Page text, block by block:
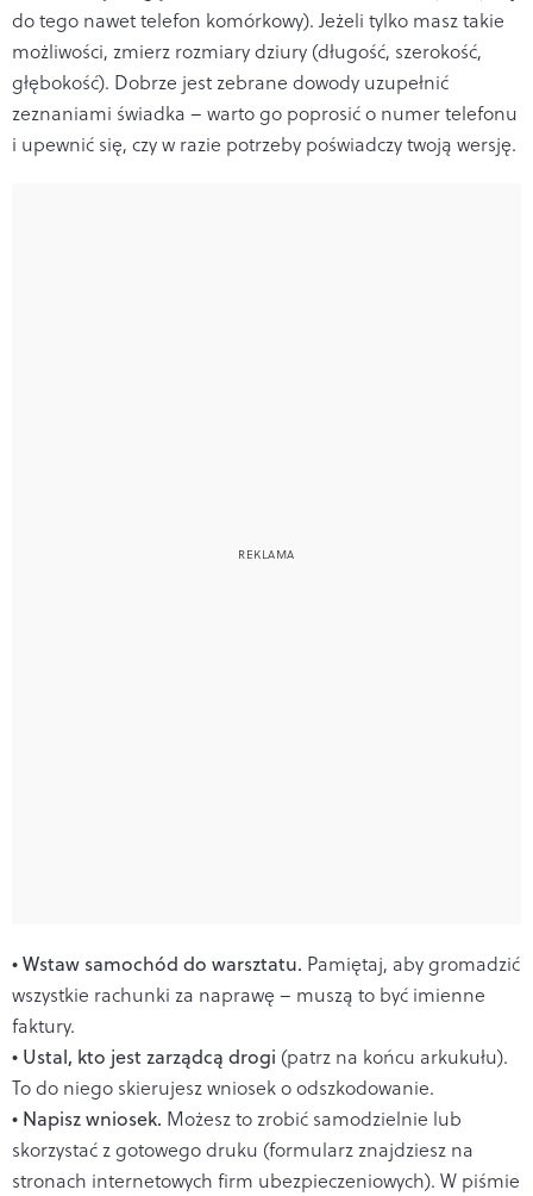
do tego nawet telefon komórkowy). Jeżeli tylko masz takie
możliwości, zmierz rozmiary dziury (długość, szerokość,
głębokość). Dobrze jest zebrane dowody uzupełnić
zeznaniami świadka – warto go poprosić o numer telefonu
i upewnić się, czy w razie potrzeby poświadczy twoją wersję.
• Wstaw samochód do warsztatu. Pamiętaj, aby gromadzić
wszystkie rachunki za naprawę – muszą to być imienne
faktury.
• Ustal, kto jest zarządcą drogi (patrz na końcu arkukułu).
To do niego skierujesz wniosek o odszkodowanie.
• Napisz wniosek. Możesz to zrobić samodzielnie lub
skorzystać z gotowego druku (formularz znajdziesz na
stronach internetowych firm ubezpieczeniowych). W piśmie